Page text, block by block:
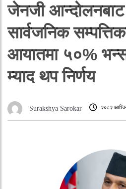
जेनजी
सार्वजनिक
आयातमा ५०%
म्याद थप निर्णय
Surakshya Sarokar २०८२